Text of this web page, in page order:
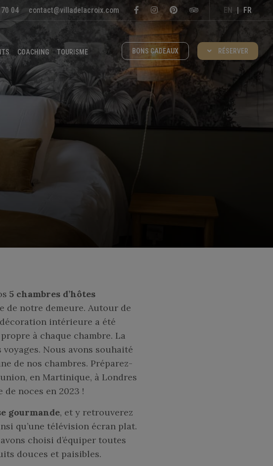
04 contact@villadelacroix.com EN | FR
COACHING TOURISME BONS CADEAUX RÉSERVER
5 chambres d’hôtes
de notre demeure. Autour de
intérieure a été
à chaque chambre. La
Nous avons souhaité
de nos chambres. Préparez-
en Martinique, à Londres
noces en 2023 !
gourmande, et y retrouverez
qu’une télévision écran plat.
choisi d’équiper toutes
douces et paisibles.